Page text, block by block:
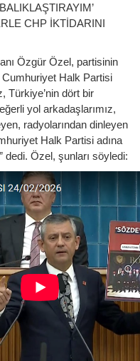
CHP İKTİDARINI
Özgür Özel, partisinin
Cumhuriyet Halk Partisi
Türkiye’nin dört bir
yol arkadaşlarımız,
radyolarından dinleyen
Halk Partisi adına
dedi. Özel, şunları söyledi: